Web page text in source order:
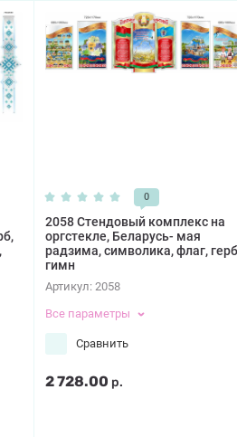
0
2058 Стендовый комплекс на
оргстекле, Беларусь- мая
радзима, символика, флаг,
гимн
Артикул: 2058
Все параметры
Сравнить
2 728.00 р.